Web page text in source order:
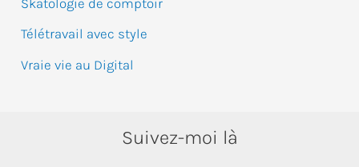
Skatologie de comptoir
Télétravail avec style
Vraie vie au Digital
Suivez-moi là